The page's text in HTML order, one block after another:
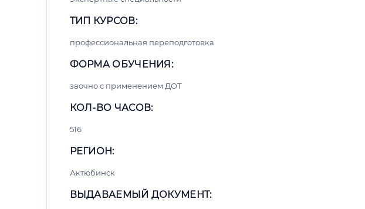
ТИП КУРСОВ:
профессиональная переподготовка
ФОРМА ОБУЧЕНИЯ:
заочно с применением ДОТ
КОЛ-ВО ЧАСОВ:
516
РЕГИОН:
Актюбинск
ВЫДАВАЕМЫЙ ДОКУМЕНТ: